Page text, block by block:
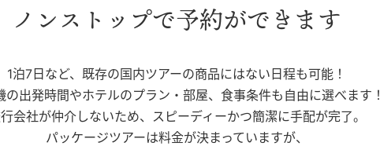
ノンストップで予約ができます
1泊7日など、既存の国内ツアーの商品にはない日程も可能！
の出発時間やホテルのプラン・部屋、食事条件も自由に選べます！
会社が仲介しないため、スピーディーかつ簡潔に手配が完了。
パッケージツアーは料金が決まっていますが、